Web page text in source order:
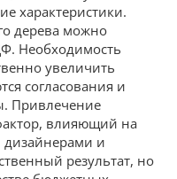
характеристики.
дерева можно
Необходимость
увеличить
согласования и
Привлечение
влияющий на
дизайнерами и
результат, но